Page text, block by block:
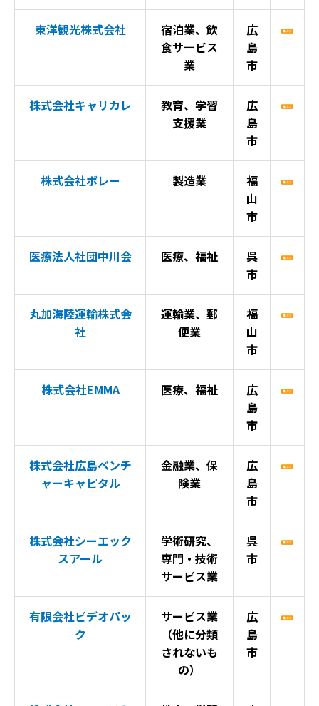
東洋観光株式会社
宿泊業、飲
食サービス
業
広
島
市
株式会社キャリカレ
教育、学習
支援業
広
島
市
株式会社ボレー 製造業
福
山
市
医療法人社団中川会 医療、福祉
呉
市
丸加海陸運輸株式会
社
運輸業、郵
便業
福
山
市
株式会社EMMA 医療、福祉
広
島
市
株式会社広島ベンチ
ャーキャピタル
金融業、保
険業
広
島
市
株式会社シーエック
スアール
学術研究、
専門・技術
サービス業
呉
市
有限会社ビデオパッ
ク
サービス業
（他に分類
されないも
の）
広
島
市